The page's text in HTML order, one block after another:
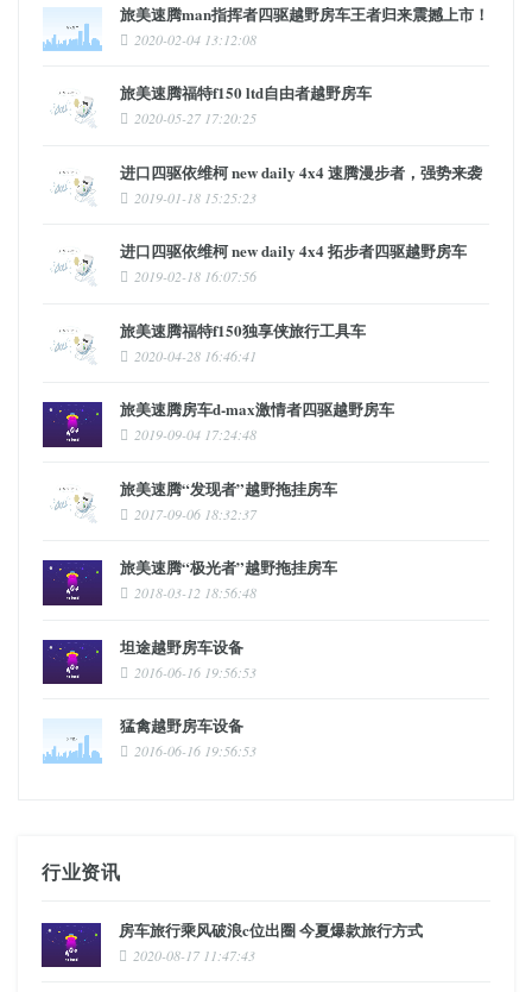
旅美速腾man指挥者四驱越野房车王者归来震撼上市！
2020-02-04 13:12:08
旅美速腾福特f150 ltd自由者越野房车
2020-05-27 17:20:25
进口四驱依维柯 new daily 4x4 速腾漫步者，强势来袭
2019-01-18 15:25:23
进口四驱依维柯 new daily 4x4 拓步者四驱越野房车
2019-02-18 16:07:56
旅美速腾福特f150独享侠旅行工具车
2020-04-28 16:46:41
旅美速腾房车d-max激情者四驱越野房车
2019-09-04 17:24:48
旅美速腾“发现者”越野拖挂房车
2017-09-06 18:32:37
旅美速腾“极光者”越野拖挂房车
2018-03-12 18:56:48
坦途越野房车设备
2016-06-16 19:56:53
猛禽越野房车设备
2016-06-16 19:56:53
行业资讯
房车旅行乘风破浪c位出圈 今夏爆款旅行方式
2020-08-17 11:47:43